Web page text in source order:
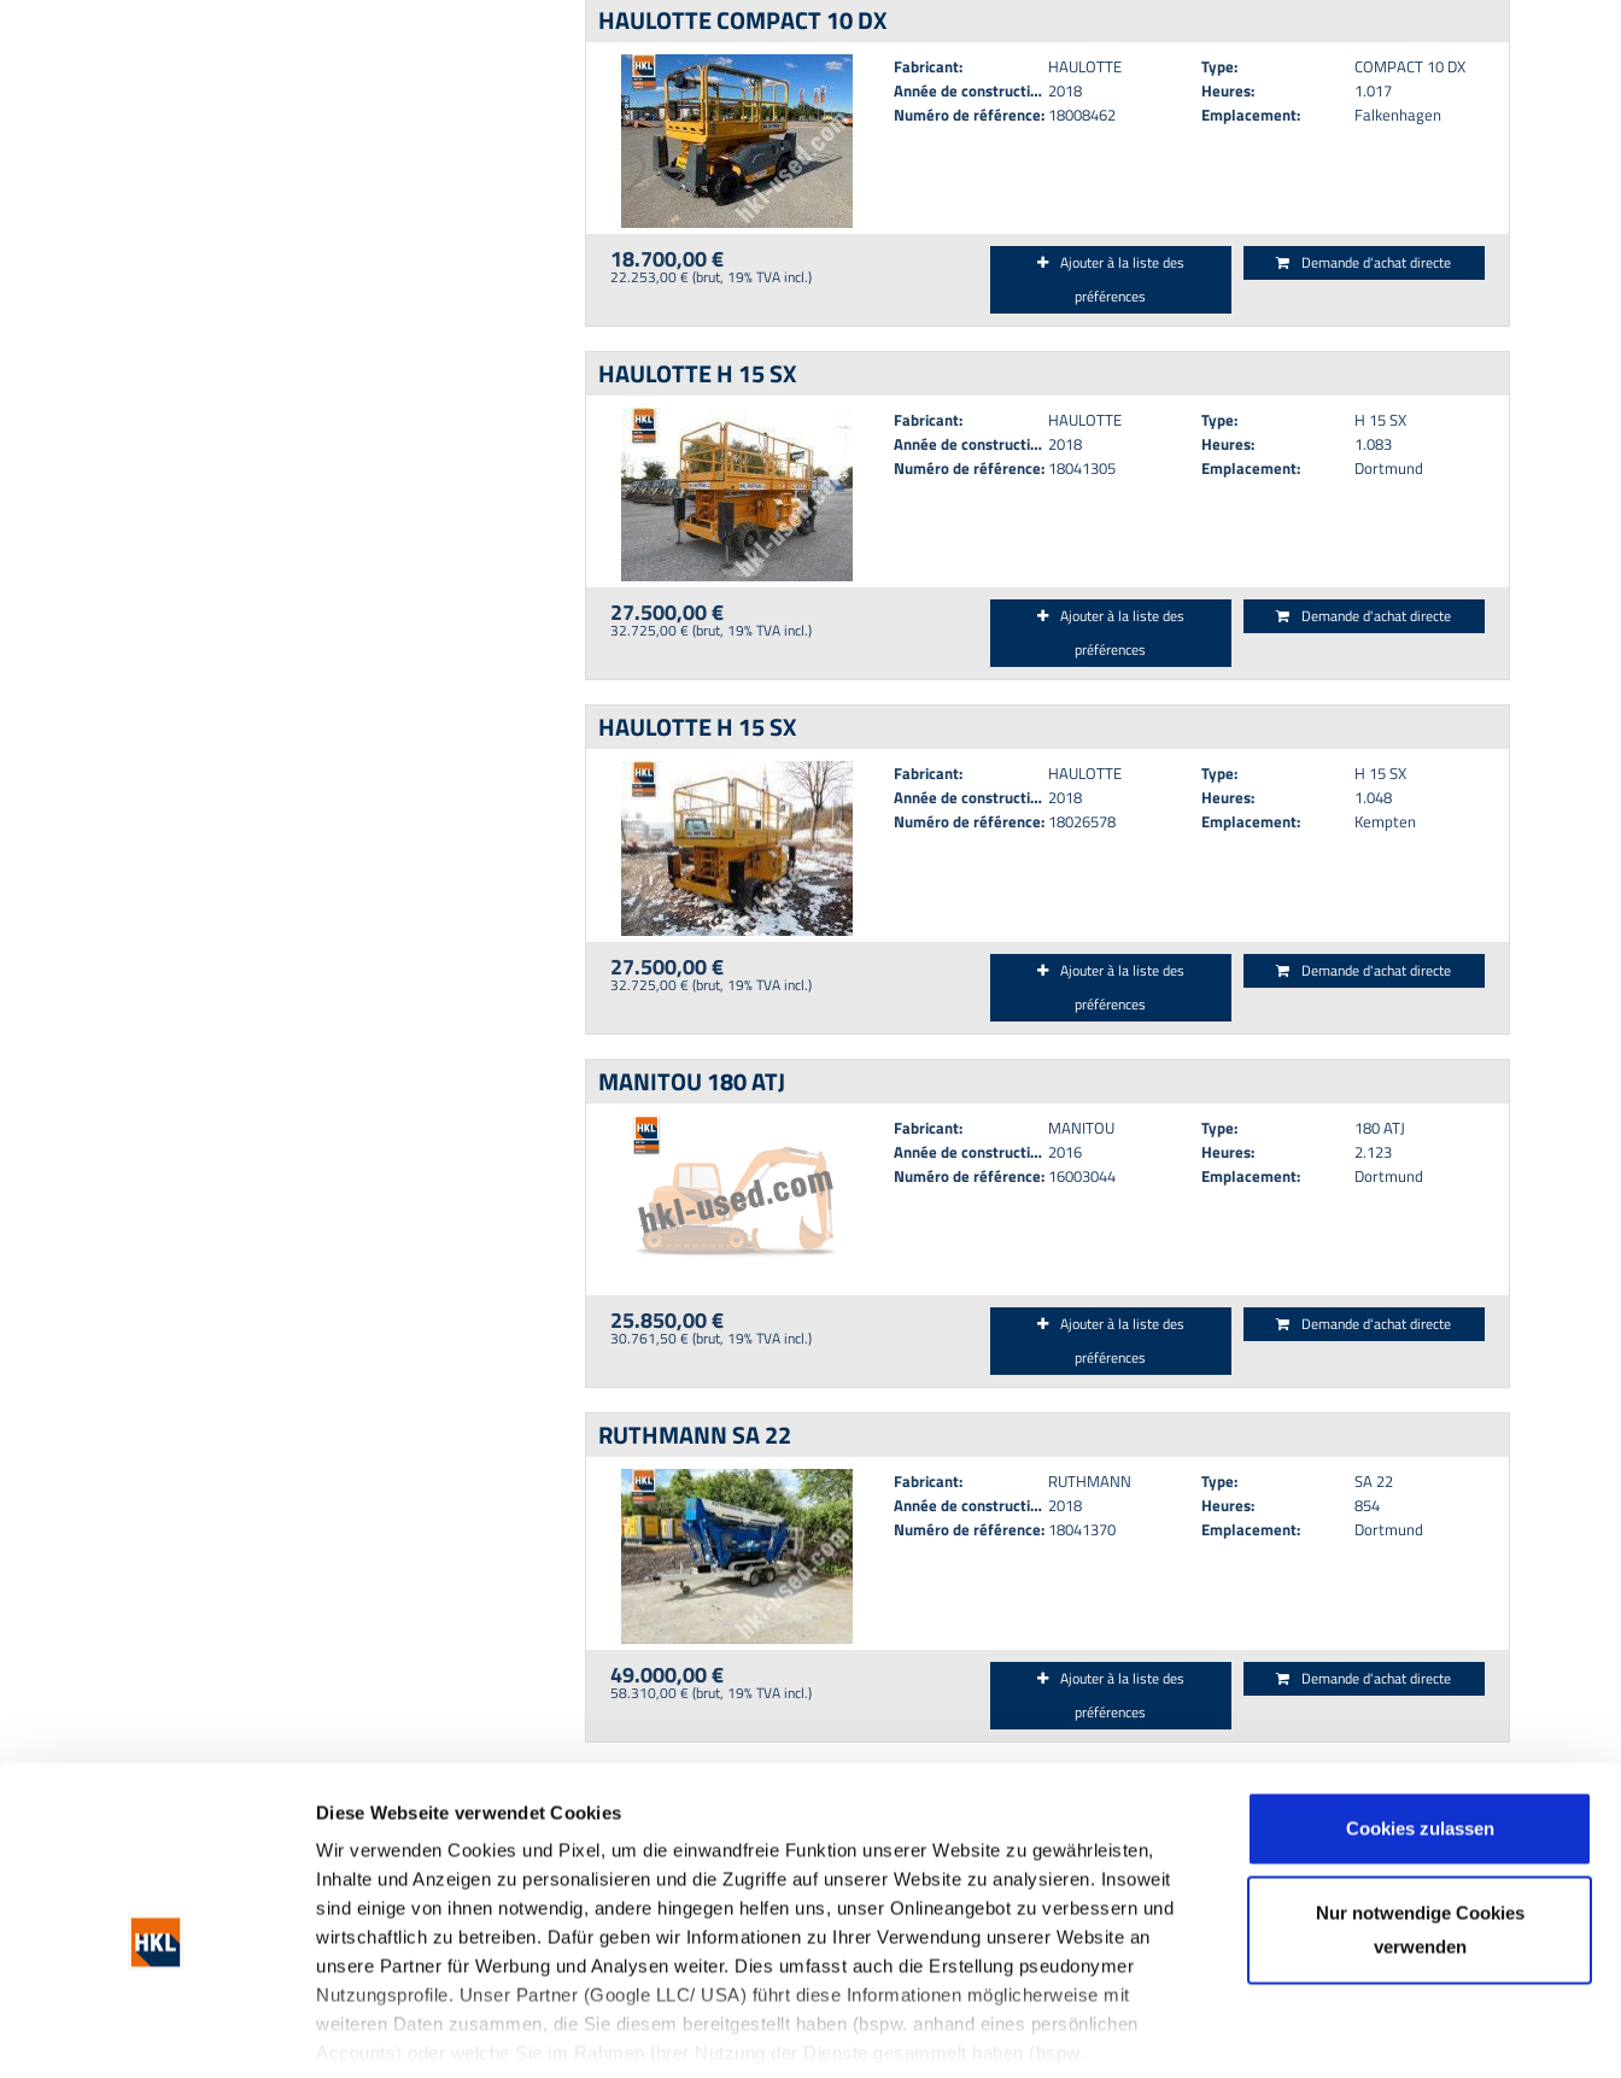
Diese Webseite verwendet Cookies
Wir verwenden Cookies und Pixel, um die einwandfreie Funktion unserer Website zu gewährleisten,
Inhalte und Anzeigen zu personalisieren und die Zugriffe auf unserer Website zu analysieren. Insoweit
sind einige von ihnen notwendig, andere hingegen helfen uns, unser Onlineangebot zu verbessern und
wirtschaftlich zu betreiben. Dafür geben wir Informationen zu Ihrer Verwendung unserer Website an
unsere Partner für Werbung und Analysen weiter. Dies umfasst auch die Erstellung pseudonymer
Nutzungsprofile. Unser Partner (Google LLC/ USA) führt diese Informationen möglicherweise mit
weiteren Daten zusammen, die Sie diesem bereitgestellt haben (bspw. anhand eines persönlichen
Accounts) oder welche Sie im Rahmen Ihrer Nutzung der Dienste gesammelt haben (bspw.
Cookies zulassen
Nur notwendige Cookies
verwenden
HAULOTTE COMPACT 10 DX
Fabricant: HAULOTTE Type:
COMPACT 10 DX
Année de construction: 2018 Heures:
1.017
Numéro de référence: 18008462 Emplacement: Falkenhagen
18.700,00 €
22.253,00 € (brut, 19% TVA incl.)
Demande d'achat directe
Ajouter à la liste des
préférences
HAULOTTE H 15 SX
Fabricant: HAULOTTE Type:
H 15 SX
Année de construction: 2018 Heures:
1.083
Numéro de référence: 18041305 Emplacement: Dortmund
27.500,00 €
32.725,00 € (brut, 19% TVA incl.)
Demande d'achat directe
Ajouter à la liste des
préférences
HAULOTTE H 15 SX
Fabricant: HAULOTTE Type:
H 15 SX
Année de construction: 2018 Heures:
1.048
Numéro de référence: 18026578 Emplacement: Kempten
27.500,00 €
32.725,00 € (brut, 19% TVA incl.)
Demande d'achat directe
Ajouter à la liste des
préférences
MANITOU 180 ATJ
Fabricant: MANITOU Type:
180 ATJ
Année de construction: 2016 Heures:
2.123
Numéro de référence: 16003044 Emplacement: Dortmund
25.850,00 €
30.761,50 € (brut, 19% TVA incl.)
Demande d'achat directe
Ajouter à la liste des
préférences
RUTHMANN SA 22
Fabricant: RUTHMANN Type:
SA 22
Année de construction: 2018 Heures:
854
Numéro de référence: 18041370 Emplacement: Dortmund
49.000,00 €
58.310,00 € (brut, 19% TVA incl.)
Demande d'achat directe
Ajouter à la liste des
préférences
10|20|50
HKL Centre de machines d’occasion
HKL Center Dortmund HKL Center Falkenhagen HKL Center Kempten